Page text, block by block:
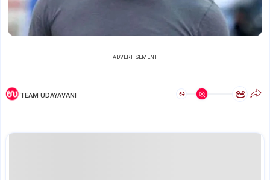
ADVERTISEMENT
TEAM UDAYAVANI ಅ ಅ